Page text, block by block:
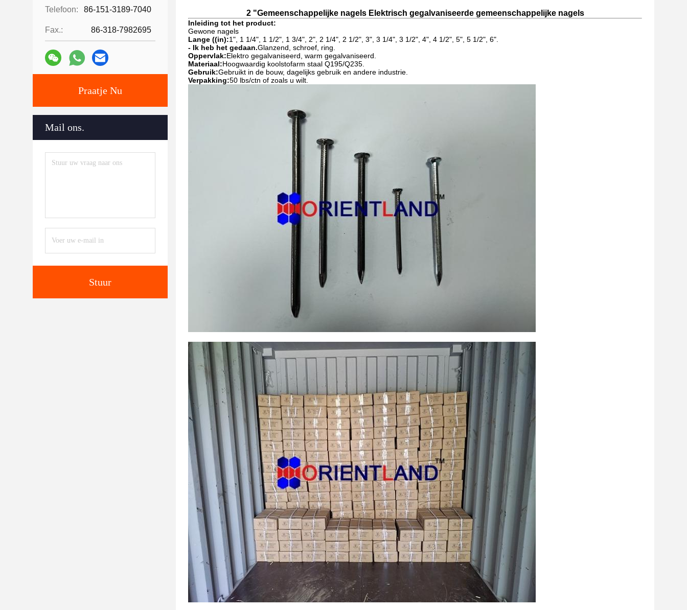
Telefoon: 86-151-3189-7040
Fax.: 86-318-7982695
Praatje Nu
Mail ons.
Stuur
2 "Gemeenschappelijke nagels Elektrisch gegalvaniseerde gemeenschappelijke nagels
Inleiding tot het product:
Gewone nagels
Lange ((in):1", 1 1/4", 1 1/2", 1 3/4", 2", 2 1/4", 2 1/2", 3", 3 1/4", 3 1/2", 4", 4 1/2", 5", 5 1/2", 6".
- Ik heb het gedaan.Glanzend, schroef, ring.
Oppervlak:Elektro gegalvaniseerd, warm gegalvaniseerd.
Materiaal:Hoogwaardig koolstofarm staal Q195/Q235.
Gebruik:Gebruikt in de bouw, dagelijks gebruik en andere industrie.
Verpakking:50 lbs/ctn of zoals u wilt.